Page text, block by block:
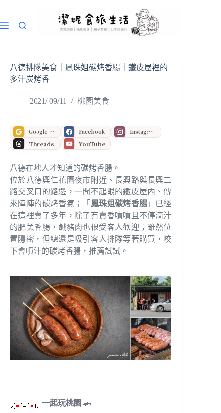
主
八德排隊美食｜鳳珠姐碳烤香腸｜鐵皮屋裡的
多汁炭烤香
2021/ 09/11 桃園美食
Google 偏好來源 Facebook Instagram
Threads YouTube
八德在地人才知道的碳烤香腸。
位於八德興仁花園夜市附近、長興路與長興二
路交叉口的路邊，一間不起眼的鐵皮屋內、傳
來陣陣的碳烤香氣；「 鳳珠姐碳烤香腸 」已經
在這裡賣了多年，除了有賣香噴噴且不停滴汁
的肥美香腸，鹹豬肉也很受客人歡迎；雖然位
置隱密，但總還是吸引客人排隊等著購買，咬
下會噴汁的碳烤香腸，推薦試試。
一起玩桃園 🚗